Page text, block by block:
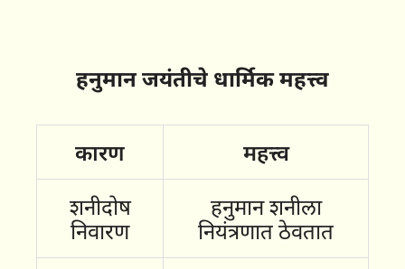
हनुमान जयंतीचे धार्मिक महत्त्व
कारण
महत्त्व
शनीदोष
निवारण
हनुमान शनीला
नियंत्रणात ठेवतात